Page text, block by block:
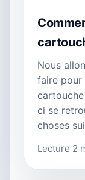
Nous
faire pour
ci se
choses
Lecture 2